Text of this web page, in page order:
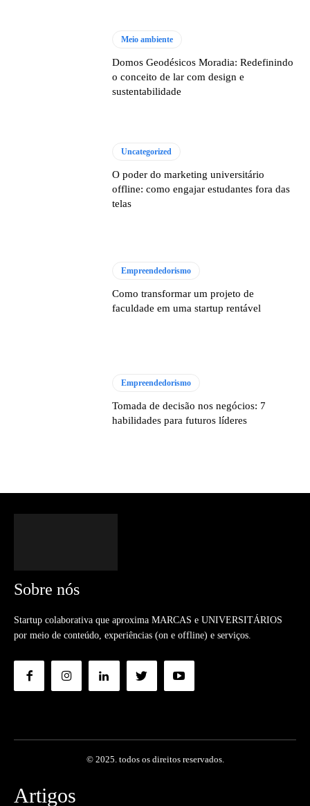
Meio ambiente
Domos Geodésicos Moradia: Redefinindo
o conceito de lar com design e
sustentabilidade
Uncategorized
O poder do marketing universitário
offline: como engajar estudantes fora das
telas
Empreendedorismo
Como transformar um projeto de
faculdade em uma startup rentável
Empreendedorismo
Tomada de decisão nos negócios: 7
habilidades para futuros líderes
Sobre nós
Startup colaborativa que aproxima MARCAS e UNIVERSITÁRIOS
por meio de conteúdo, experiências (on e offline) e serviços.
© 2025. todos os direitos reservados.
Artigos